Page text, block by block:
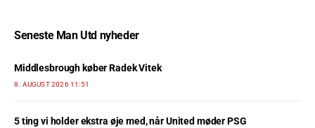
Seneste Man Utd nyheder
Middlesbrough køber Radek Vitek
8. AUGUST 2026 11:51
5 ting vi holder ekstra øje med, når United møder PSG